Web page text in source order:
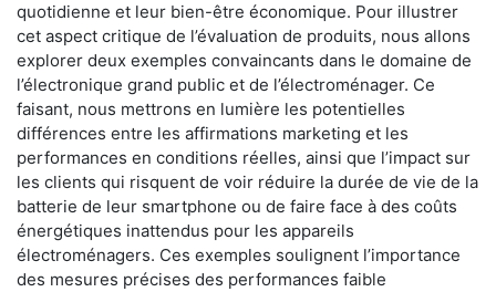
quotidienne et leur bien-être économique. Pour illustrer
cet aspect critique de l’évaluation de produits, nous allons
explorer deux exemples convaincants dans le domaine de
l’électronique grand public et de l’électroménager. Ce
faisant, nous mettrons en lumière les potentielles
différences entre les affirmations marketing et les
performances en conditions réelles, ainsi que l’impact sur
les clients qui risquent de voir réduire la durée de vie de la
batterie de leur smartphone ou de faire face à des coûts
énergétiques inattendus pour les appareils
électroménagers. Ces exemples soulignent l’importance
des mesures précises des performances faible